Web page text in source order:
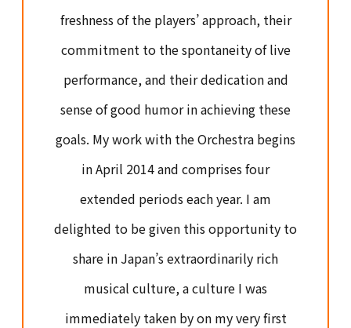
freshness of the players’ approach, their
commitment to the spontaneity of live
performance, and their dedication and
sense of good humor in achieving these
goals. My work with the Orchestra begins
in April 2014 and comprises four
extended periods each year. I am
delighted to be given this opportunity to
share in Japan’s extraordinarily rich
musical culture, a culture I was
immediately taken by on my very first